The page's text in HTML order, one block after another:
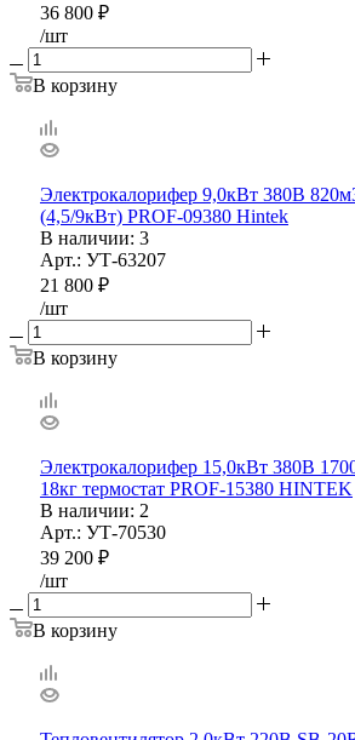
36 800 ₽
/шт
В корзину
Электрокалорифер 9,0кВт 380В
(4,5/9кВт) PROF-09380 Hintek
В наличии: 3
Арт.: УТ-63207
21 800 ₽
/шт
В корзину
Электрокалорифер 15,0кВт 380В
18кг термостат PROF-15380 HINTEK
В наличии: 2
Арт.: УТ-70530
39 200 ₽
/шт
В корзину